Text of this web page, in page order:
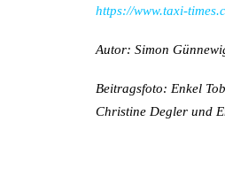
https://www.taxi-
Autor: Simon
Beitragsfoto: Enkel
Christine Degler und